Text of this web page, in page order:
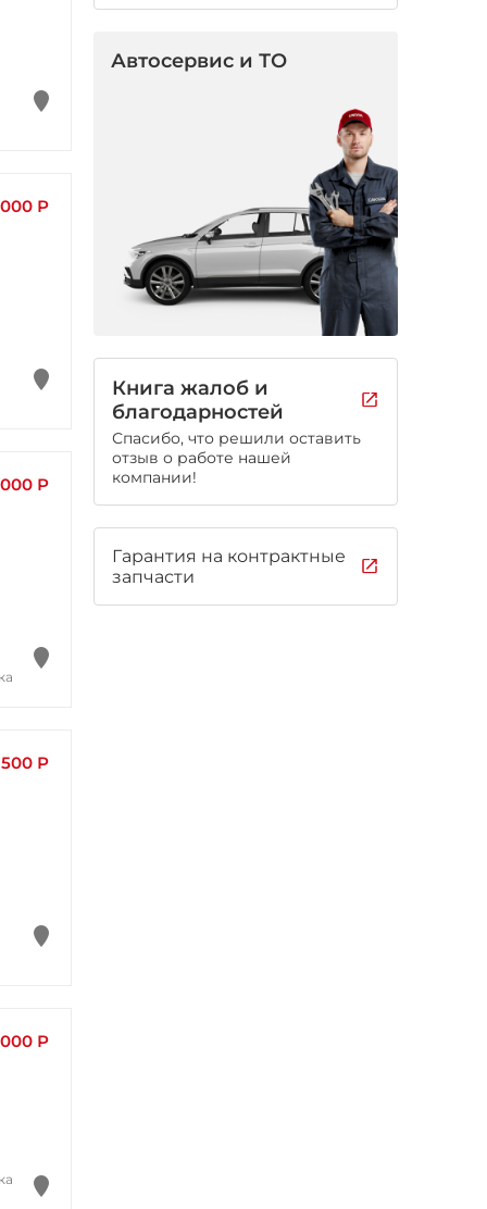
000 Р
000 Р
500 Р
000 Р
Автосервис и ТО
Книга жалоб и
благодарностей
Спасибо, что решили оставить
отзыв о работе нашей
компании!
Гарантия на контрактные
запчасти